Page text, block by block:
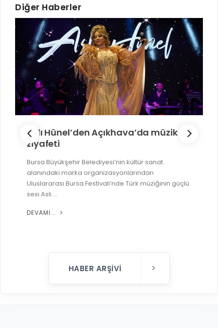
Diğer Haberler
Aslı Hünel’den Açıkhava’da müzik
ziyafeti
Bursa Büyükşehir Belediyesi’nin kültür sanat
alanındaki marka organizasyonlarından
Uluslararası Bursa Festivali’nde Türk müziğinin güçlü
sesi Aslı ...
DEVAMI...
HABER ARŞIVI